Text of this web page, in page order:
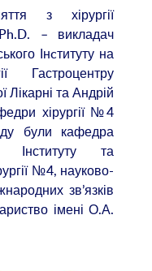
з хірургії
– викладач
Інcтитуту на
Гастроцентру
Лікарні та Андрій
хірургії №4
були кафедра
Інституту та
№4, науково-
зв’язків
імені О.А.